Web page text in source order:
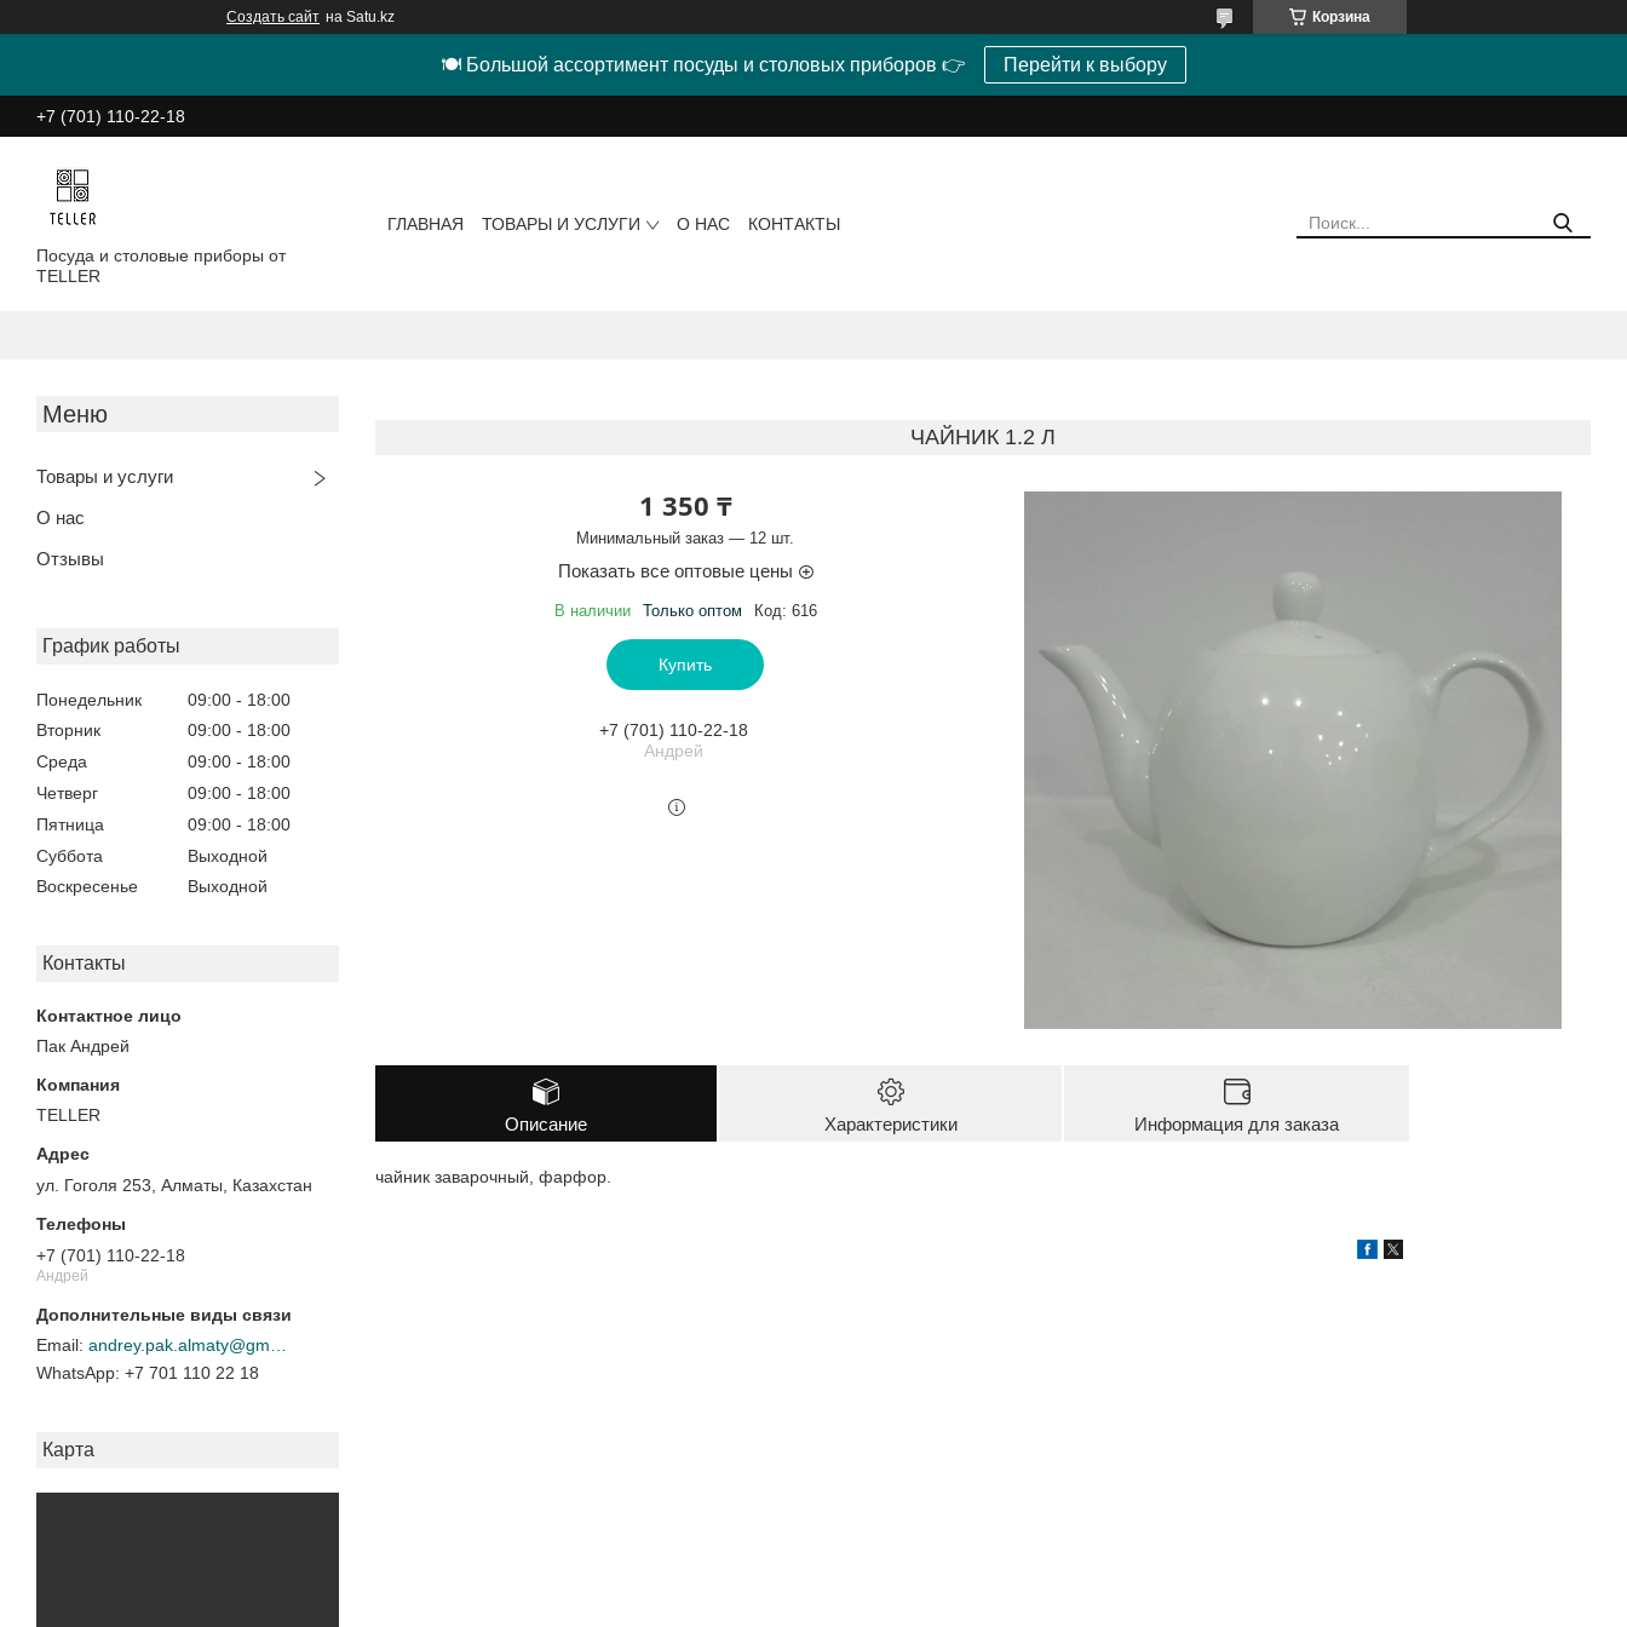
Создать сайт на Satu.kz Корзина
🍽 Большой ассортимент посуды и столовых приборов 👉 Перейти к выбору
+7 (701) 110-22-18
Посуда и столовые приборы от
TELLER
ГЛАВНАЯ ТОВАРЫ И УСЛУГИ О НАС КОНТАКТЫ
Товары и услуги
О нас
Отзывы
График работы
Понедельник 09:00
18:00
Вторник
09:00
18:00
Среда
09:00
18:00
Четверг
09:00
18:00
Пятница
09:00
18:00
Суббота
Выходной
Воскресенье
Выходной
Контакты
Пак Андрей
TELLER
ул. Гоголя 253, Алматы, Казахстан
+7 (701) 110-22-18
Андрей
+7 701 110 22 18
Карта
ЧАЙНИК 1.2 Л
1 350 ₸
Минимальный заказ — 12 шт.
Показать все оптовые цены
В наличии Только оптом Код: 616
Купить
+7 (701) 110-22-18
Андрей
Описание Характеристики Информация для заказа
чайник заварочный, фарфор.